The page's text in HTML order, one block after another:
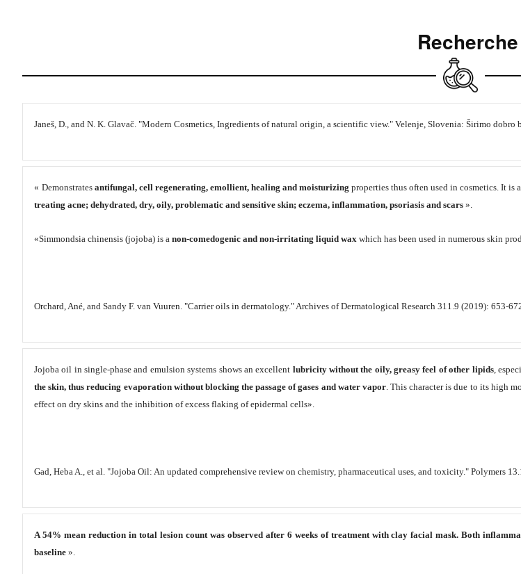
Recherche
Janeš, D., and N. K. Glavač. "Modern Cosmetics, Ingredients of natural origin, a scientific view." Velenje, Slovenia: Širimo dobro
« Demonstrates antifungal, cell regenerating, emollient, healing and moisturizing properties thus often used in cosmetics. It is
treating acne; dehydrated, dry, oily, problematic and sensitive skin; eczema, inflammation, psoriasis and scars ».
«Simmondsia chinensis (jojoba) is a non-comedogenic and non-irritating liquid wax which has been used in numerous skin
Orchard, Ané, and Sandy F. van Vuuren. "Carrier oils in dermatology." Archives of Dermatological Research 311.9 (2019): 653-
Jojoba oil in single-phase and emulsion systems shows an excellent lubricity without the oily, greasy feel of other lipids,
the skin, thus reducing evaporation without blocking the passage of gases and water vapor. This character is due to its high
effect on dry skins and the inhibition of excess flaking of epidermal cells».
Gad, Heba A., et al. "Jojoba Oil: An updated comprehensive review on chemistry, pharmaceutical uses, and toxicity." Polymers
A 54% mean reduction in total lesion count was observed after 6 weeks of treatment with clay facial mask. Both
baseline ».